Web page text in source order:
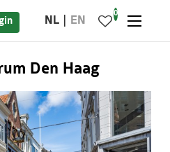
NL EN
0
Den Haag